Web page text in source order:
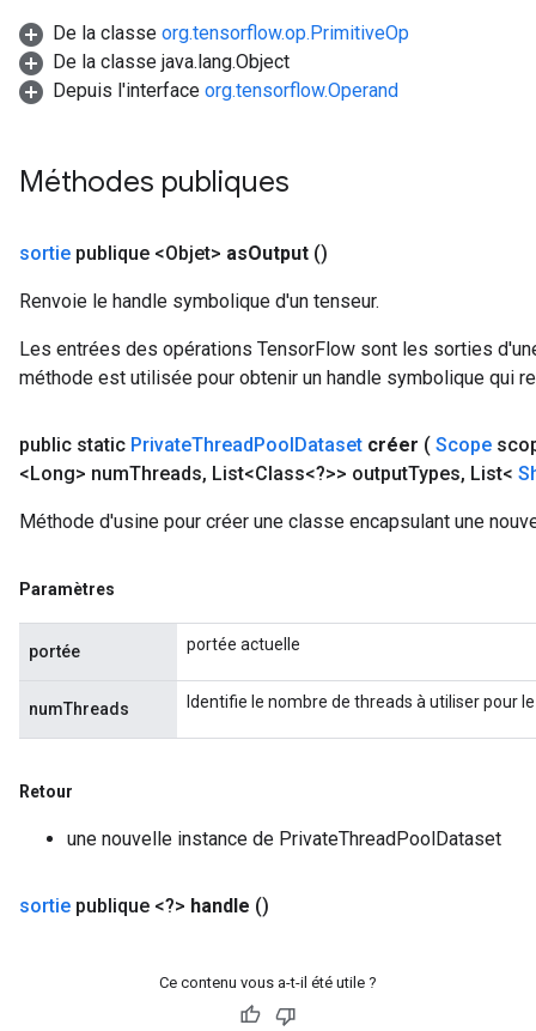
De la classe org.tensorflow.op.PrimitiveOp
De la classe java.lang.Object
Depuis l'interface org.tensorflow.Operand
Méthodes publiques
sortie publique <Objet> asOutput ()
Renvoie le handle symbolique d'un tenseur.
Les entrées des opérations TensorFlow sont les sorties
méthode est utilisée pour obtenir un handle symbolique qui
public static PrivateThreadPoolDataset créer ( Scope
<Long> numThreads, List<Class<?>> outputTypes, List<
Méthode d'usine pour créer une classe encapsulant une
Paramètres
portée portée actuelle
numThreads Identifie le nombre de threads à utiliser pour
Retour
une nouvelle instance de PrivateThreadPoolDataset
sortie publique <?> handle ()
Ce contenu vous a-t-il été utile ?